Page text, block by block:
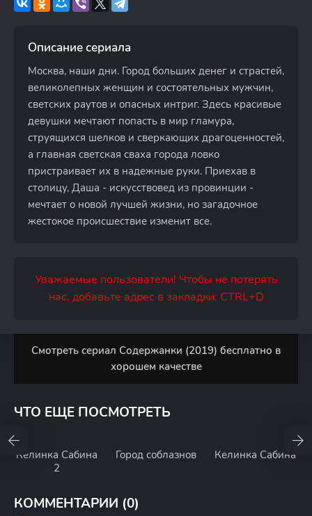
Описание сериала
Москва, наши дни. Город больших денег и страстей,
великолепных женщин и состоятельных мужчин,
светских раутов и опасных интриг. Здесь красивые
девушки мечтают попасть в мир гламура,
струящихся шелков и сверкающих драгоценностей,
а главная светская сваха города ловко
пристраивает их в надежные руки. Приехав в
столицу, Даша - искусствовед из провинции -
мечтает о новой лучшей жизни, но загадочное
жестокое происшествие изменит все.
Уважаемые пользователи! Чтобы не потерять
нас, добавьте адрес в закладки: CTRL+D
Смотреть сериал Содержанки (2019) бесплатно в
хорошем качестве
ЧТО ЕЩЕ ПОСМОТРЕТЬ
Келинка Сабина
2
Город соблазнов Келинка Сабина
КОММЕНТАРИИ (0)